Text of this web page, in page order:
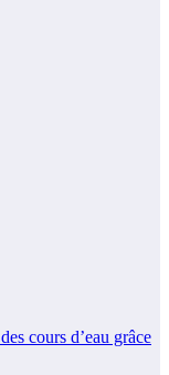
cours d’eau grâce